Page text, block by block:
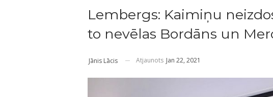
Lembergs: Kaimiņu
to nevēlas Bordāns un
Jānis Lācis Atjaunots Jan 22, 2021